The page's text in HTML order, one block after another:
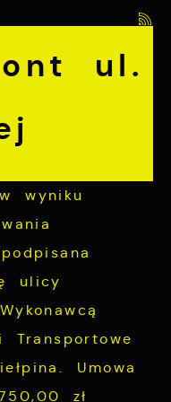
ul.
wyniku
ulicy
Umowa
zł
komfortowe
preferencji
strona, z
bez
stronie
czy
możemy
korzystania z